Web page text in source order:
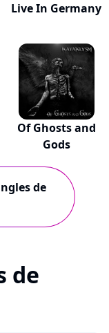
Live In Germany
Of Ghosts and
Gods
de
de